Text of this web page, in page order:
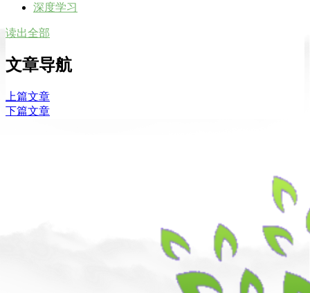
深度学习
读出全部
文章导航
上篇文章
下篇文章